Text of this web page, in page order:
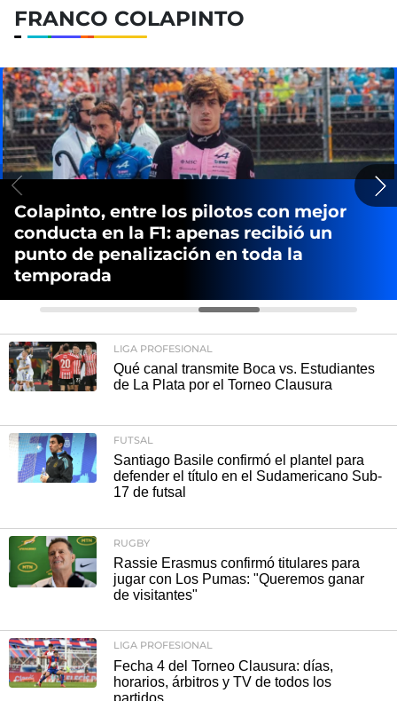
FRANCO COLAPINTO
Colapinto, entre los pilotos con mejor
conducta en la F1: apenas recibió un
punto de penalización en toda la
temporada
LIGA PROFESIONAL
Qué canal transmite Boca vs. Estudiantes
de La Plata por el Torneo Clausura
FUTSAL
Santiago Basile confirmó el plantel para
defender el título en el Sudamericano Sub-
17 de futsal
RUGBY
Rassie Erasmus confirmó titulares para
jugar con Los Pumas: "Queremos ganar
de visitantes"
LIGA PROFESIONAL
Fecha 4 del Torneo Clausura: días,
horarios, árbitros y TV de todos los
partidos